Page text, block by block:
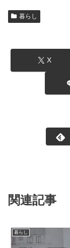
暮らし
X
関連記事
暮らし